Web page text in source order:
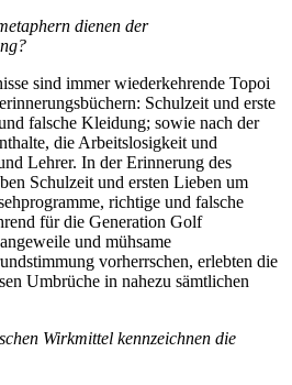
dienen der
sind immer wiederkehrende Topoi
Schulzeit und erste
falsche Kleidung; sowie nach der
die Arbeitslosigkeit und
Lehrer. In der Erinnerung des
Schulzeit und ersten Lieben um
richtige und falsche
für die Generation Golf
und mühsame
vorherrschen, erlebten die
Umbrüche in nahezu sämtlichen
Wirkmittel kennzeichnen die